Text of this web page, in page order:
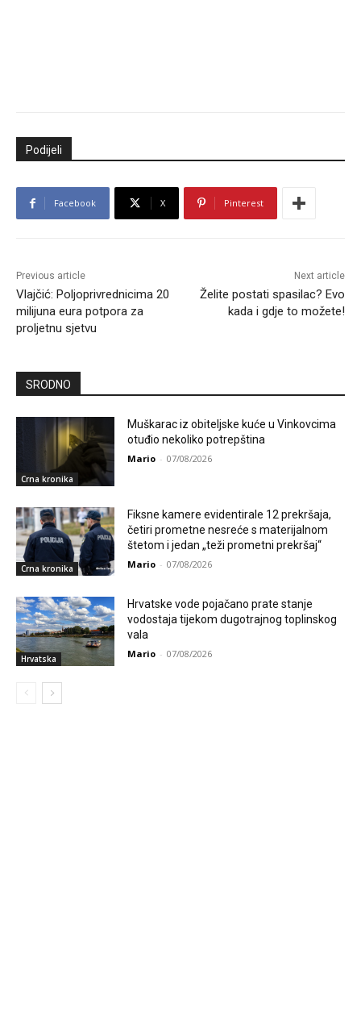
Podijeli
Facebook X Pinterest
Previous article
Vlajčić: Poljoprivrednicima 20
milijuna eura potpora za
proljetnu sjetvu
Next article
Želite postati spasilac? Evo
kada i gdje to možete!
SRODNO
Crna kronika
Muškarac iz obiteljske kuće u Vinkovcima
otuđio nekoliko potrepština
Mario - 07/08/2026
Crna kronika
Fiksne kamere evidentirale 12 prekršaja,
četiri prometne nesreće s materijalnom
štetom i jedan „teži prometni prekršaj“
Mario - 07/08/2026
Hrvatska
Hrvatske vode pojačano prate stanje
vodostaja tijekom dugotrajnog toplinskog
vala
Mario - 07/08/2026